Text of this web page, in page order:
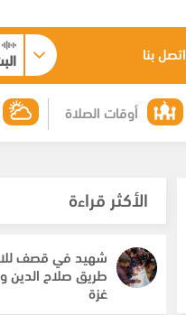
اتصل بنا
أوقات الصلاة
الأكثر قراءة
شهيد في قصف
طريق صلاح
غزة